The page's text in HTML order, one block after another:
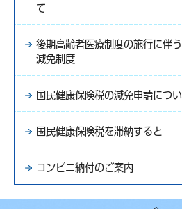
て
後期高齢者医療制度の施行に伴
減免制度
国民健康保険税の減免申請につ
国民健康保険税を滞納すると
コンビニ納付のご案内